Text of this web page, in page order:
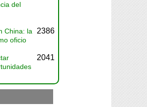
del
China: la
oficio
2386
2041